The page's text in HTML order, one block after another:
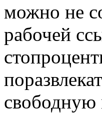
можно не
рабочей